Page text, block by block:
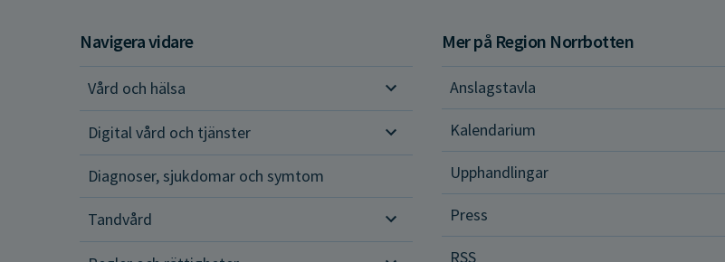
Navigera vidare
Vård och hälsa
Vård och hälsa
Digital vård och tjänster
Diagnoser, sjukdomar och symtom
Tandvård
Mer på Region Norrbotten
Anslagstavla
Kalendarium
Upphandlingar
Press
RSS